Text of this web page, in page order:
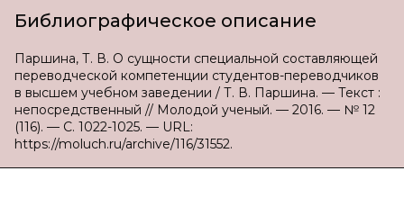
Библиографическое описание
Паршина, Т. В. О сущности специальной составляющей
переводческой компетенции студентов-переводчиков
в высшем учебном заведении / Т. В. Паршина. — Текст :
непосредственный // Молодой ученый. — 2016. — № 12
(116). — С. 1022-1025. — URL:
https://moluch.ru/archive/116/31552.